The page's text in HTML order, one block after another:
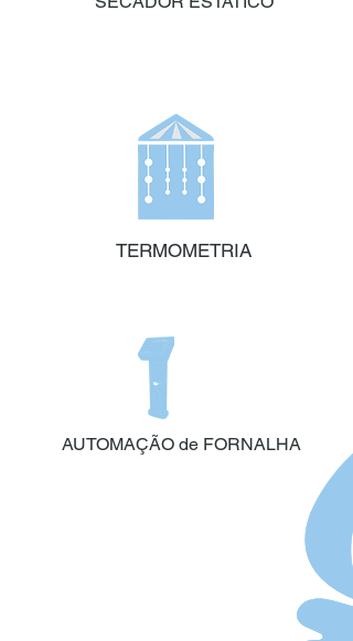
TERMOMETRIA
AUTOMAÇÃO de FORNALHA